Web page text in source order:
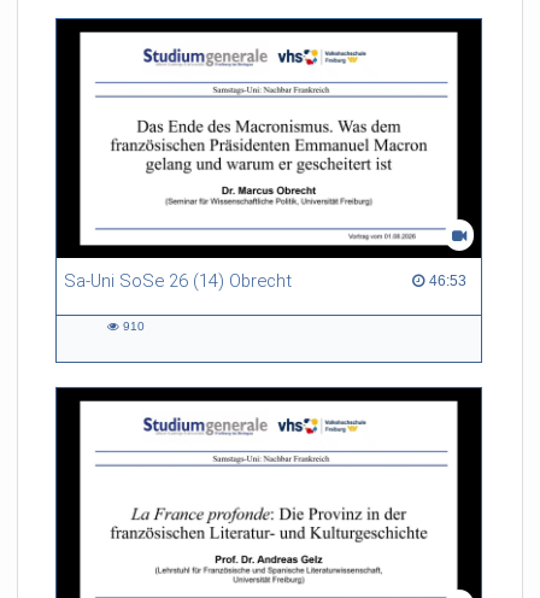
Sa-Uni SoSe 26 (14) Obrecht 46:53
46:53 duration
910